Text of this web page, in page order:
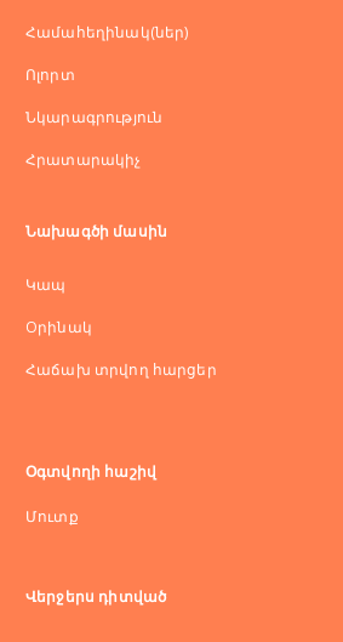
Համահեղինակ(ներ)
Ոլորտ
Նկարագրություն
Հրատարակիչ
Նախագծի մասին
Կապ
Оրինակ
Հաճախ տրվող հարցեր
Օգտվողի հաշիվ
Մուտք
Վերջերս դիտված